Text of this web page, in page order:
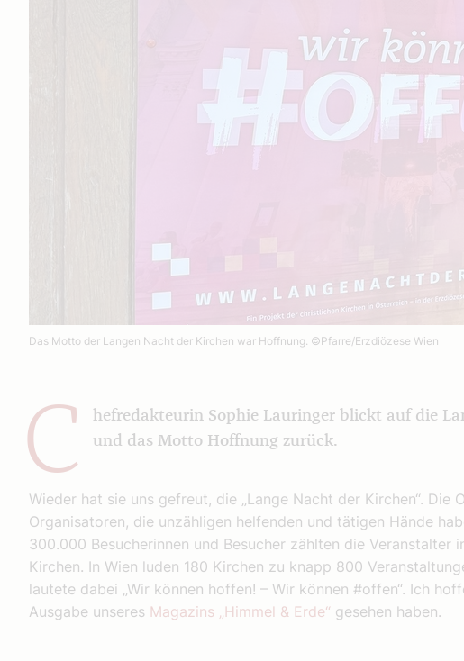
Das Motto der Langen Nacht der Kirchen war Hoffnung. ©Pfarre/Erzdiözese Wien
C
hefredakteurin Sophie Lauringer blickt auf die
und das Motto Hoffnung zurück.
Wieder hat sie uns gefreut, die „Lange Nacht der Kirchen“. Die
Organisatoren, die unzähligen helfenden und tätigen Hände
300.000 Besucherinnen und Besucher zählten die
Kirchen. In Wien luden 180 Kirchen zu knapp 800
lautete dabei „Wir können hoffen! – Wir können #offen“. Ich
Ausgabe unseres Magazins „Himmel & Erde“ gesehen haben.